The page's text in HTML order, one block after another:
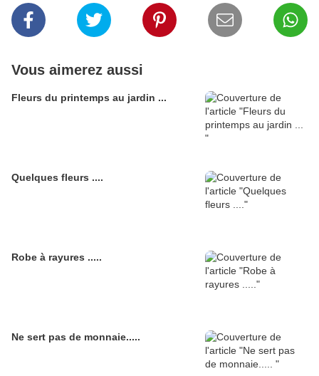
Vous aimerez aussi
Fleurs du printemps au jardin ...
Quelques fleurs ....
Robe à rayures .....
Ne sert pas de monnaie.....